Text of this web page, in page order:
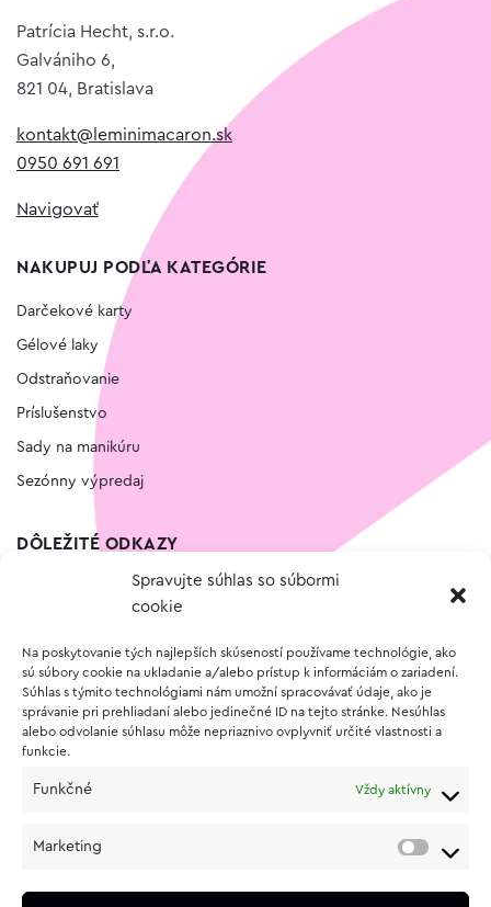
Spravujte súhlas so súbormi
cookie
Na poskytovanie tých najlepších skúseností používame technológie, ako
sú súbory cookie na ukladanie a/alebo prístup k informáciám o zariadení.
Súhlas s týmito technológiami nám umožní spracovávať údaje, ako je
správanie pri prehliadaní alebo jedinečné ID na tejto stránke. Nesúhlas
alebo odvolanie súhlasu môže nepriaznivo ovplyvniť určité vlastnosti a
funkcie.
Funkčné Vždy aktívny
Marketing
Patrícia Hecht, s.r.o.
Galvániho 6,
821 04, Bratislava
kontakt@leminimacaron.sk
0950 691 691
Navigovať
NAKUPUJ PODĽA KATEGÓRIE
Darčekové karty
Gélové laky
Odstraňovanie
Príslušenstvo
Sady na manikúru
Sezónny výpredaj
DÔLEŽITÉ ODKAZY
Vernostný program
O NÁKUPE
Vrátenie a reklamácia tovaru